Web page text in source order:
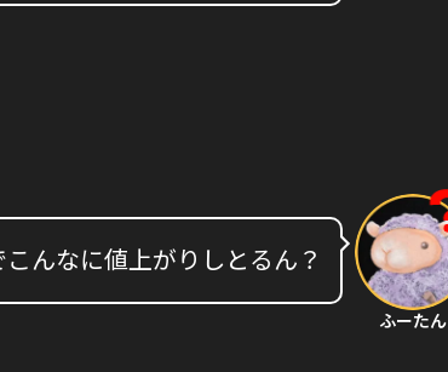
んなに値上がりしとるん？
ふーたん